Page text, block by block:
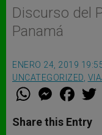
Discurso del
Panamá
ENERO 24, 2019
UNCATEGORIZED
W
t
s
M
e
s
e
F
a
e
b
Share this Entry